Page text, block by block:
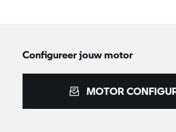
Configureer jouw motor
MOTOR